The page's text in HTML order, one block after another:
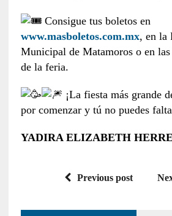
Consigue tus boletos en
www.masboletos.com.mx, en la
Municipal de Matamoros o en
de la feria.
¡La fiesta más grande
por comenzar y tú no puedes
YADIRA ELIZABETH
Previous post